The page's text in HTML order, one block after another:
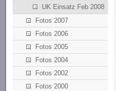
UK Einsatz Feb 2008
Fotos 2007
Fotos 2006
Fotos 2005
Fotos 2004
Fotos 2002
Fotos 2000